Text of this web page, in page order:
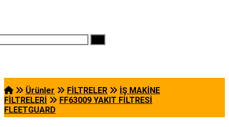
Ürünler FİLTRELER
İŞ MAKİNE
FİLTRELERİ
FF63009 YAKIT FİLTRESİ
FLEETGUARD